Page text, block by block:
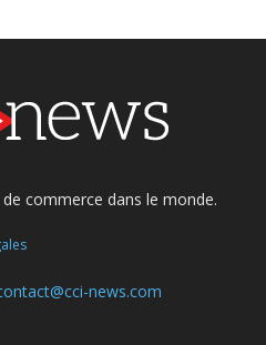
commerce dans le monde.
news.com